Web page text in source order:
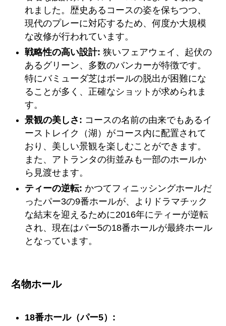
れました。歴史あるコースの姿を保ちつつ、
現代のプレーに対応するため、何度か大規模
な改修が行われています。
戦略性の高い設計: 狭いフェアウェイ、起伏の
あるグリーン、多数のバンカーが特徴です。
特にバミューダ芝はボールの脱出が困難にな
ることが多く、正確なショットが求められま
す。
景観の美しさ: コースの名前の由来でもあるイ
ーストレイク（湖）がコース内に配置されて
おり、美しい景観を楽しむことができます。
また、アトランタの街並みも一部のホールか
ら見渡せます。
ティーの逆転: かつてフィニッシングホールだ
ったパー3の9番ホールが、よりドラマチック
な結末を迎えるために2016年にティーが逆転
され、現在はパー5の18番ホールが最終ホール
となっています。
名物ホール
18番ホール（パー5）: